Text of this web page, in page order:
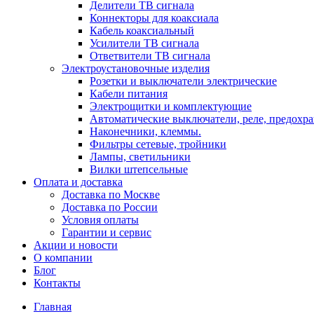
Делители ТВ сигнала
Коннекторы для коаксиала
Кабель коаксиальный
Усилители ТВ сигнала
Ответвители ТВ сигнала
Электроустановочные изделия
Розетки и выключатели электрические
Кабели питания
Электрощитки и комплектующие
Автоматические выключатели, реле,
Наконечники, клеммы.
Фильтры сетевые, тройники
Лампы, светильники
Вилки штепсельные
Оплата и доставка
Доставка по Москве
Доставка по России
Условия оплаты
Гарантии и сервис
Акции и новости
О компании
Блог
Контакты
Главная